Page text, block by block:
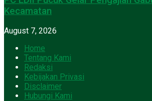
Kecamatan
August 7, 2026
Home
Tentang Kami
Redaksi
Kebijakan Privasi
Disclaimer
Hubungi Kami